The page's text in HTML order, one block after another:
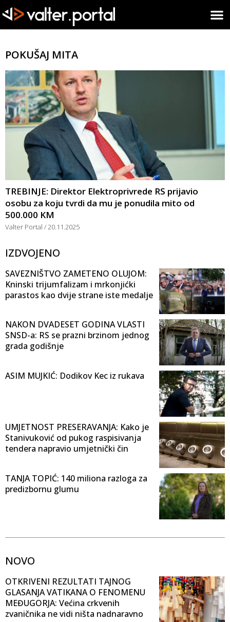
POKUŠAJ MITA
TREBINJE: Direktor Elektroprivrede RS prijavio
osobu za koju tvrdi da mu je ponudila mito od
500.000 KM
Valter Portal 20.11.2025
IZDVOJENO
SAVEZNIŠTVO ZAMETENO OLUJOM:
Kninski trijumfalizam i mrkonjićki
parastos kao dvije strane iste medalje
NAKON DVADESET GODINA VLASTI
SNSD-a: RS se prazni brzinom jednog
grada godišnje
ASIM MUJKIĆ: Dodikov Kec iz rukava
UMJETNOST PRESERAVANJA: Kako je
Stanivuković od pukog raspisivanja
tendera napravio umjetnički čin
TANJA TOPIĆ: 140 miliona razloga za
predizbornu glumu
NOVO
OTKRIVENI REZULTATI TAJNOG
GLASANJA VATIKANA O FENOMENU
MEĐUGORJA: Većina crkvenih
zvaničnika ne vidi ništa nadnaravno